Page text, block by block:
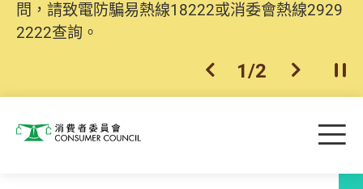
問，請致電防騙易熱線18222或消委會熱線2929
2222查詢。
上一個
1/2 下一個開
消費者委員會 目